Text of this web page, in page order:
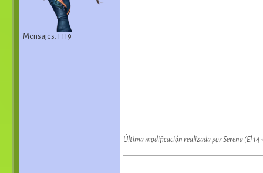
Mensajes: 1 119
Última modificación realizada por Serena (El